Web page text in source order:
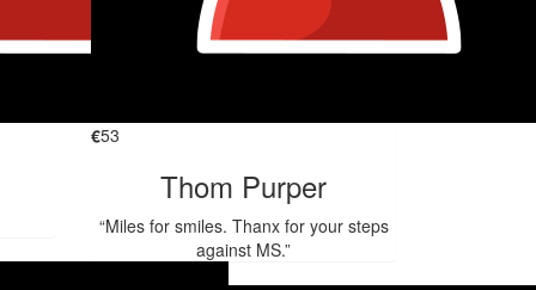
€53
Thom Purper
“Miles for smiles. Thanx for your steps
against MS.”